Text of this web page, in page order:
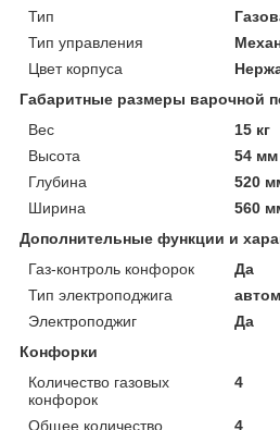
Тип
Тип управления
Цвет корпуса
Габаритные размеры варочной
Вес
15 кг
Высота
54 мм
Глубина
520
Ширина
560
Дополнительные функции и
Газ-контроль конфорок
Да
Тип электроподжига
Электроподжиг
Да
Конфорки
Количество газовых
конфорок
4
Общее количество
4